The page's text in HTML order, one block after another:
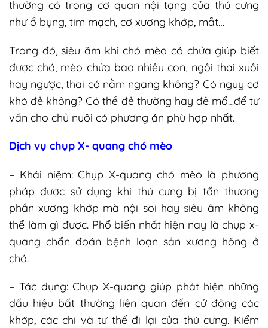
thường có trong cơ quan nội tạng của thú cưng
như ổ bụng, tim mạch, cơ xương khớp, mắt…
Trong đó, siêu âm khi chó mèo có chửa giúp biết
được chó, mèo chửa bao nhiêu con, ngôi thai xuôi
hay ngược, thai có nằm ngang không? Có nguy cơ
khó đẻ không? Có thể đẻ thường hay đẻ mổ…để tư
vấn cho chủ nuôi có phương án phù hợp nhất.
Dịch vụ chụp X- quang chó mèo
– Khái niệm:Chụp X-quang chó mèo là phương
pháp được sử dụng khi thú cưng bị tổn thương
phần xương khớp mà nội soi hay siêu âm không
thể làm gì được. Phổ biến nhất hiện nay là chụp x-
quang chẩn đoán bệnh loạn sản xương hông ở
chó.
– Tác dụng:Chụp X-quang giúp phát hiện những
dấu hiệu bất thường liên quan đến cử động các
khớp, các chi và tư thế đi lại của thú cưng. Kiểm